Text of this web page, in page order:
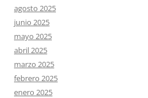
agosto 2025
junio 2025
mayo 2025
abril 2025
marzo 2025
febrero 2025
enero 2025